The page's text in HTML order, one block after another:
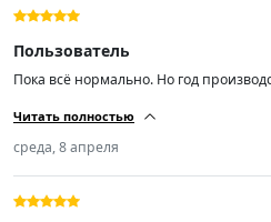
Пользователь
Пока всё нормально. Но год
Читать полностью
среда, 8 апреля